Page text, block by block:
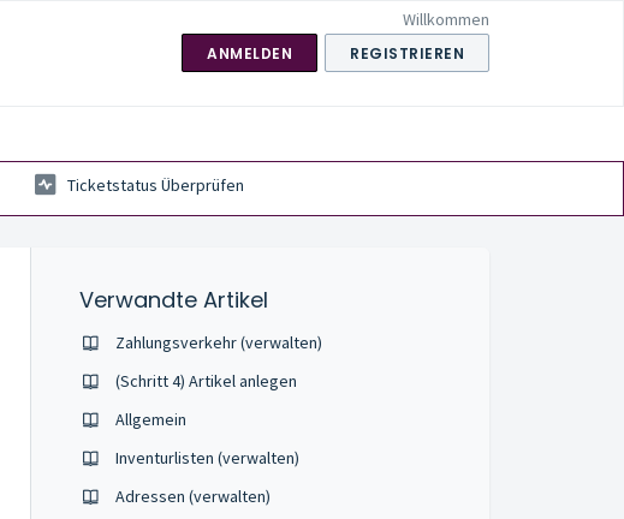
Willkommen
ANMELDEN REGISTRIEREN
Ticketstatus Überprüfen
Verwandte Artikel
Zahlungsverkehr (verwalten)
(Schritt 4) Artikel anlegen
Allgemein
Inventurlisten (verwalten)
Adressen (verwalten)